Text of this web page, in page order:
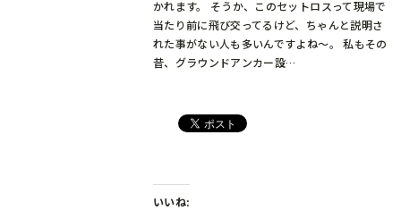
かれます。 そうか、このセットロスって現場で
当たり前に飛び交ってるけど、ちゃんと説明さ
れた事がない人も多いんですよね～。 私もその
昔、グラウンドアンカー設…
いいね: